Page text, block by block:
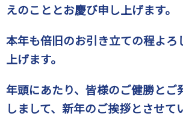
えのこととお慶び申し上げます。
本年も倍旧のお引き立ての程よろ
上げます。
年頭にあたり、皆様のご健勝とご
しまして、新年のご挨拶とさせて